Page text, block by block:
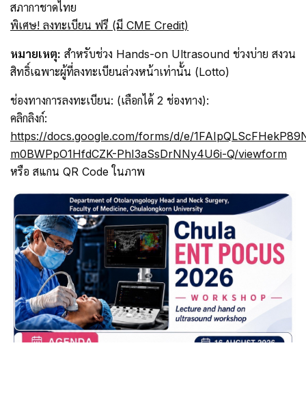
สภากาชาดไทย
พิเศษ! ลงทะเบียน ฟรี (มี CME Credit)
หมายเหตุ: สำหรับช่วง Hands-on Ultrasound ช่วงบ่าย สงวน
สิทธิ์เฉพาะผู้ที่ลงทะเบียนล่วงหน้าเท่านั้น (Lotto)
ช่องทางการลงทะเบียน: (เลือกได้ 2 ช่องทาง):
คลิกลิงก์:
https://docs.google.com/forms/d/e/
m0BWPpO1HfdCZK-PhI3aSsDrNNy4U6i-Q/viewform
หรือ สแกน QR Code ในภาพ